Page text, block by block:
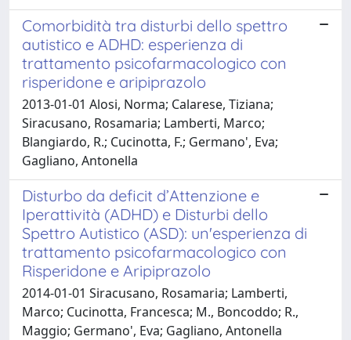
Comorbidità tra disturbi dello spettro
autistico e ADHD: esperienza di
trattamento psicofarmacologico con
risperidone e aripiprazolo
2013-01-01 Alosi, Norma; Calarese, Tiziana;
Siracusano, Rosamaria; Lamberti, Marco;
Blangiardo, R.; Cucinotta, F.; Germano', Eva;
Gagliano, Antonella
Disturbo da deficit d’Attenzione e
Iperattività (ADHD) e Disturbi dello
Spettro Autistico (ASD): un'esperienza di
trattamento psicofarmacologico con
Risperidone e Aripiprazolo
2014-01-01 Siracusano, Rosamaria; Lamberti,
Marco; Cucinotta, Francesca; M., Boncoddo; R.,
Maggio; Germano', Eva; Gagliano, Antonella